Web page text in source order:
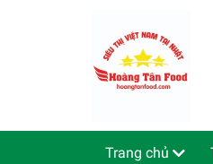
Trang chủ